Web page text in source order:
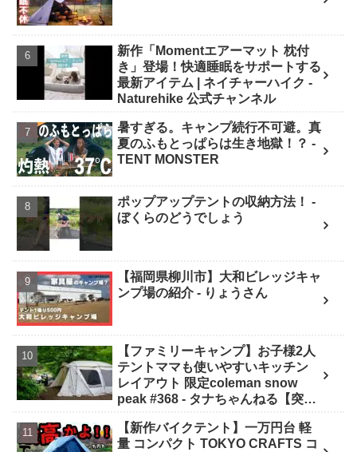
新作「Momentエアーマット 枕付
き」登場！快適睡眠をサポートする
最新アイテム | ネイチャーハイク -
Naturehike 公式チャンネル
暑すぎる。キャンプ続行不可避。真
夏のふもとっぱらは生き地獄！？ -
TENT MONSTER
ポップアップテントの収納方法！ -
ぼくらのどうでしょう
【福岡県柳川市】大和ビレッジキャ
ンプ場の紹介 - りょうさん
【ファミリーキャンプ】お子様2人
テントママも使いやすいキッチン
レイアウト 限定coleman snow
peak #368 - タナちゃんねる【突撃
【新作バイクテント】一万円台 軽
量 コンパクト TOKYO CRAFTS コ